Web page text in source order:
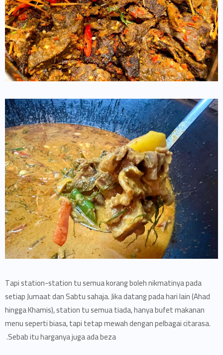
Tapi station-station tu semua korang boleh nikmatinya pada
setiap Jumaat dan Sabtu sahaja. Jika datang pada hari lain (Ahad
hingga Khamis), station tu semua tiada, hanya bufet makanan
menu seperti biasa, tapi tetap mewah dengan pelbagai citarasa.
Sebab itu harganya juga ada beza.